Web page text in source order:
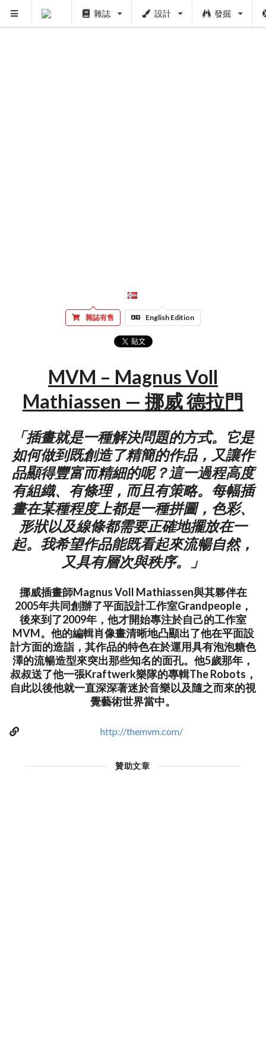
雜誌 設計 發掘
雜誌有售 English Edition
MVM – Magnus Voll
Mathiassen — 挪威 德拉門
「插畫就是一種解決問題的方式。它是
如何做到既創造了精簡的作品，又讓作
品顯得豐富而精細的呢？這一過程高度
有組織、有條理，而且有策略。每幅插
畫在某種程度上都是一種拼圖，色彩、
形狀以及線條都需要正確地擺放在一
起。我希望作品能既看起來流暢自然，
又具有層次與秩序。」
挪威插畫師Magnus Voll Mathiassen與其夥伴在
2005年共同創辦了平面設計工作室Grandpeople，
後來到了2009年，他才開始專注於自己的工作室
MVM。他的編輯肖像畫清晰地凸顯出了他在平面設
計方面的造詣，其作品的特色在於運用具有泡泡糖色
澤的流暢造型來突出那些知名的面孔。他5歲那年，
叔叔送了他一張Kraftwerk樂隊的專輯The Robots，
自此以後他就一直深深著迷於音樂以及隨之而來的視
覺藝術世界當中。
http://themvm.com/
贊助文章